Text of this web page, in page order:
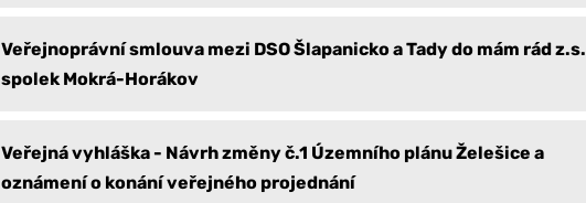
Veřejnoprávní smlouva mezi DSO Šlapanicko a Tady do mám rád z.s.
spolek Mokrá-Horákov
Veřejná vyhláška - Návrh změny č.1 Územního plánu Želešice a
oznámení o konání veřejného projednání